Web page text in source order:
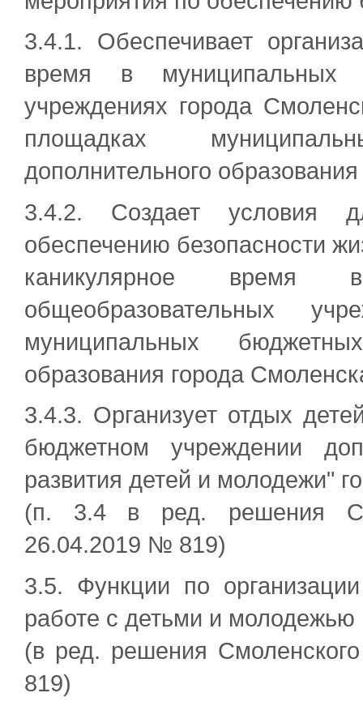
3.4.1. Обеспечивает
время в муниципальных
учреждениях города
площадках
дополнительного
3.4.2. Создает условия
обеспечению безопасности
каникулярное время
общеобразовательных
муниципальных
образования города
3.4.3. Организует отдых
бюджетном учреждении
развития детей и молодежи"
(п. 3.4 в ред. решения
26.04.2019 № 819)
3.5. Функции по
работе с детьми и молодежью
(в ред. решения
819)